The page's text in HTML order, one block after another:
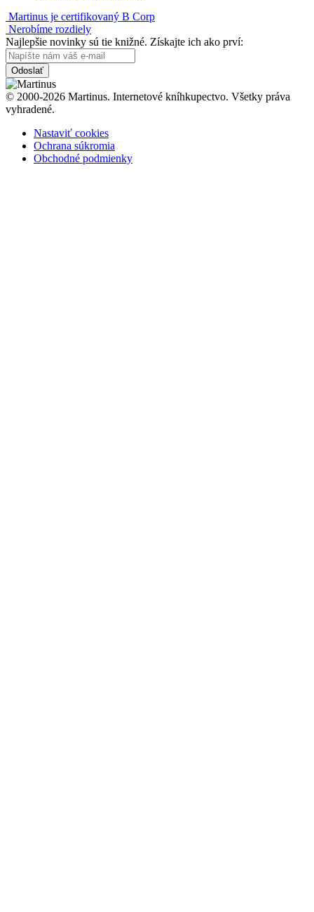
Martinus je certifikovaný B Corp
Nerobíme rozdiely
Najlepšie novinky sú tie knižné. Získajte ich ako prví:
Odoslať
© 2000-2026 Martinus. Internetové kníhkupectvo. Všetky práva
vyhradené.
Nastaviť cookies
Ochrana súkromia
Obchodné podmienky